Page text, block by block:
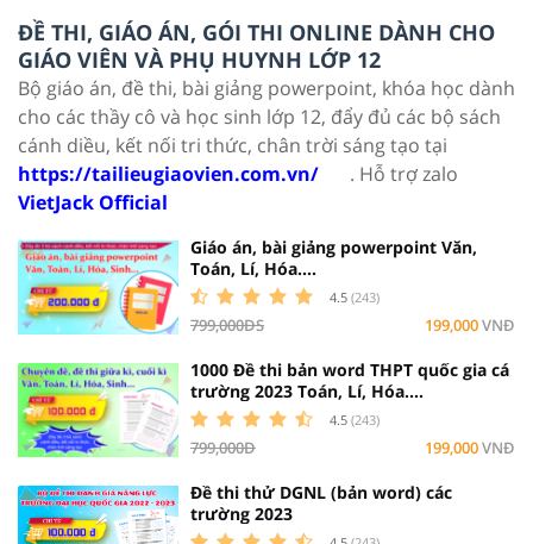
ĐỀ THI, GIÁO ÁN, GÓI THI ONLINE DÀNH CHO
GIÁO VIÊN VÀ PHỤ HUYNH LỚP 12
Bộ giáo án, đề thi, bài giảng powerpoint, khóa học dành
cho các thầy cô và học sinh lớp 12, đẩy đủ các bộ sách
cánh diều, kết nối tri thức, chân trời sáng tạo tại
https://tailieugiaovien.com.vn/
. Hỗ trợ zalo
VietJack Official
Giáo án, bài giảng powerpoint Văn,
Toán, Lí, Hóa....
4.5 (243)
799,000ĐS 199,000VNĐ
1000 Đề thi bản word THPT quốc gia cá
trường 2023 Toán, Lí, Hóa....
4.5 (243)
799,000Đ 199,000VNĐ
Đề thi thử DGNL (bản word) các
trường 2023